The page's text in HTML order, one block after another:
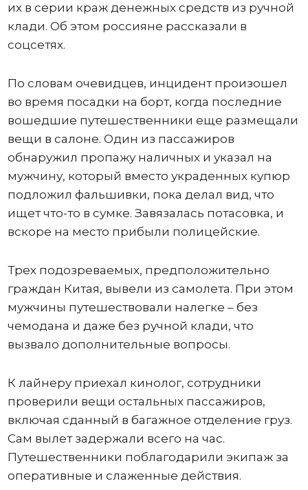
их в серии краж денежных средств из ручной
клади. Об этом россияне рассказали в
соцсетях.
По словам очевидцев, инцидент произошел
во время посадки на борт, когда последние
вошедшие путешественники еще размещали
вещи в салоне. Один из пассажиров
обнаружил пропажу наличных и указал на
мужчину, который вместо украденных купюр
подложил фальшивки, пока делал вид, что
ищет что-то в сумке. Завязалась потасовка, и
вскоре на место прибыли полицейские.
Трех подозреваемых, предположительно
граждан Китая, вывели из самолета. При этом
мужчины путешествовали налегке – без
чемодана и даже без ручной клади, что
вызвало дополнительные вопросы.
К лайнеру приехал кинолог, сотрудники
проверили вещи остальных пассажиров,
включая сданный в багажное отделение груз.
Сам вылет задержали всего на час.
Путешественники поблагодарили экипаж за
оперативные и слаженные действия.